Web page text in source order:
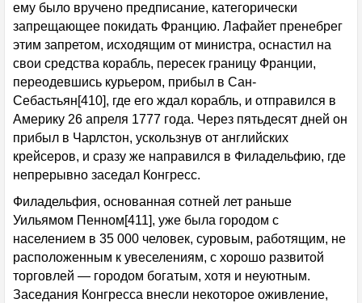
ему было вручено предписание, категорически
запрещающее покидать Францию. Лафайет пренебрег
этим запретом, исходящим от министра, оснастил на
свои средства корабль, пересек границу Франции,
переодевшись курьером, прибыл в Сан-
Себастьян[410], где его ждал корабль, и отправился в
Америку 26 апреля 1777 года. Через пятьдесят дней он
прибыл в Чарлстон, ускользнув от английских
крейсеров, и сразу же направился в Филадельфию, где
непрерывно заседал Конгресс.
Филадельфия, основанная сотней лет раньше
Уильямом Пенном[411], уже была городом с
населением в 35 000 человек, суровым, работящим, не
расположенным к увеселениям, с хорошо развитой
торговлей — городом богатым, хотя и неуютным.
Заседания Конгресса внесли некоторое оживление,